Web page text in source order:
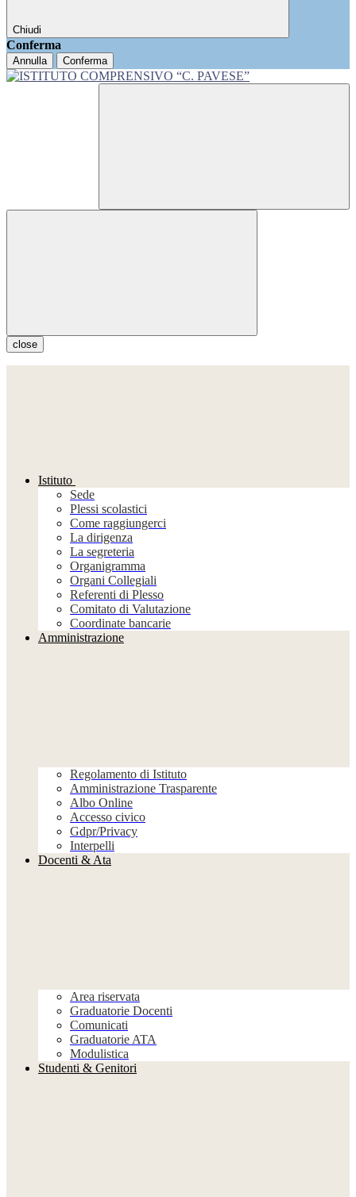
Chiudi
Conferma
Annulla Conferma
close
Istituto
Sede
Plessi scolastici
Come raggiungerci
La dirigenza
La segreteria
Organigramma
Organi Collegiali
Referenti di Plesso
Comitato di Valutazione
Coordinate bancarie
Amministrazione
Regolamento di Istituto
Amministrazione Trasparente
Albo Online
Accesso civico
Gdpr/Privacy
Interpelli
Docenti & Ata
Area riservata
Graduatorie Docenti
Comunicati
Graduatorie ATA
Modulistica
Studenti & Genitori